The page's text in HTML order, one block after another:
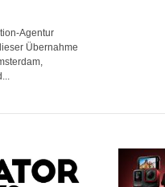
Agentur
Übernahme